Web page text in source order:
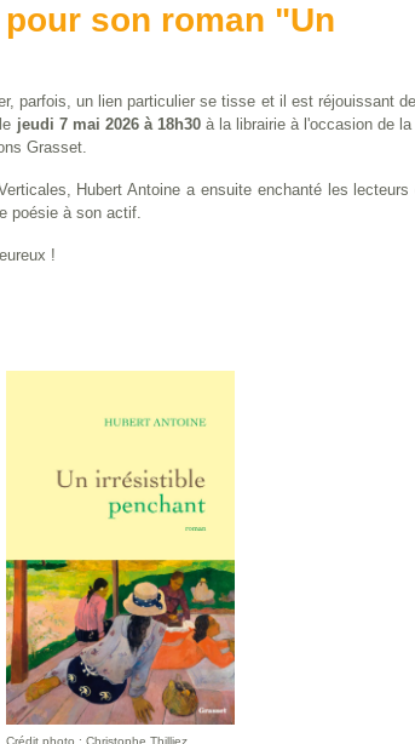
son roman "Un
parfois, un lien particulier se tisse et il est réjouissant
jeudi 7 mai 2026 à 18h30à la librairie à l'occasion de la
Grasset.
Hubert Antoine a ensuite enchanté les
poésie à son actif.
!